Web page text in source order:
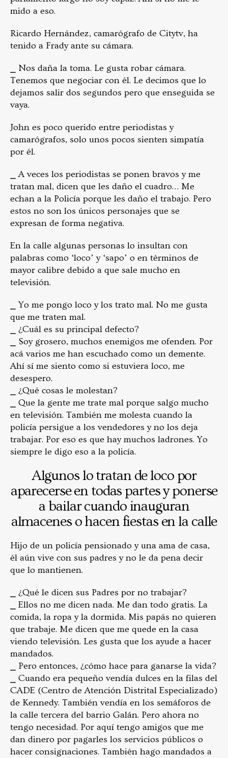
mido a eso.
Ricardo Hernández, camarógrafo de Citytv, ha
tenido a Frady ante su cámara.
⎯ Nos daña la toma. Le gusta robar cámara.
Tenemos que negociar con él. Le decimos que lo
dejamos salir dos segundos pero que enseguida se
vaya.
John es poco querido entre periodistas y
camarógrafos, solo unos pocos sienten simpatía
por él.
⎯ A veces los periodistas se ponen bravos y me
tratan mal, dicen que les daño el cuadro… Me
echan a la Policía porque les daño el trabajo. Pero
estos no son los únicos personajes que se
expresan de forma negativa.
En la calle algunas personas lo insultan con
palabras como ‘loco’ y ‘sapo’ o en términos de
mayor calibre debido a que sale mucho en
televisión.
⎯ Yo me pongo loco y los trato mal. No me gusta
que me traten mal.
⎯ ¿Cuál es su principal defecto?
⎯ Soy grosero, muchos enemigos me ofenden. Por
acá varios me han escuchado como un demente.
Ahí sí me siento como si estuviera loco, me
desespero.
⎯ ¿Qué cosas le molestan?
⎯ Que la gente me trate mal porque salgo mucho
en televisión. También me molesta cuando la
policía persigue a los vendedores y no los deja
trabajar. Por eso es que hay muchos ladrones. Yo
siempre le digo eso a la policía.
Algunos lo tratan de loco por
aparecerse en todas partes y ponerse
a bailar cuando inauguran
almacenes o hacen fiestas en la calle
Hijo de un policía pensionado y una ama de casa,
él aún vive con sus padres y no le da pena decir
que lo mantienen.
⎯ ¿Qué le dicen sus Padres por no trabajar?
⎯ Ellos no me dicen nada. Me dan todo gratis. La
comida, la ropa y la dormida. Mis papás no quieren
que trabaje. Me dicen que me quede en la casa
viendo televisión. Les gusta que los ayude a hacer
mandados.
⎯ Pero entonces, ¿cómo hace para ganarse la vida?
⎯ Cuando era pequeño vendía dulces en la filas del
CADE (Centro de Atención Distrital Especializado)
de Kennedy. También vendía en los semáforos de
la calle tercera del barrio Galán. Pero ahora no
tengo necesidad. Por aquí tengo amigos que me
dan dinero por pagarles los servicios públicos o
hacer consignaciones. También hago mandados a